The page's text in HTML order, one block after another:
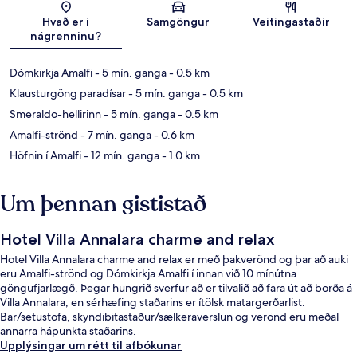
Kort
Hvað er í
nágrenninu?
Samgöngur Veitingastaðir
Dómkirkja Amalfi- 5 mín. ganga- 0.5 km
Klausturgöng paradísar- 5 mín. ganga- 0.5 km
Smeraldo-hellirinn- 5 mín. ganga- 0.5 km
Amalfi-strönd - 7 mín. ganga- 0.6 km
Höfnin í Amalfi- 12 mín. ganga- 1.0 km
Um þennan gististað
Hotel Villa Annalara charme and relax
Hotel Villa Annalara charme and relax er með þakverönd og þar að auki
eru Amalfi-strönd og Dómkirkja Amalfi í innan við 10 mínútna
göngufjarlægð. Þegar hungrið sverfur að er tilvalið að fara út að borða á
Villa Annalara, en sérhæfing staðarins er ítölsk matargerðarlist.
Bar/setustofa, skyndibitastaður/sælkeraverslun og verönd eru meðal
annarra hápunkta staðarins.
Upplýsingar um rétt til afbókunar